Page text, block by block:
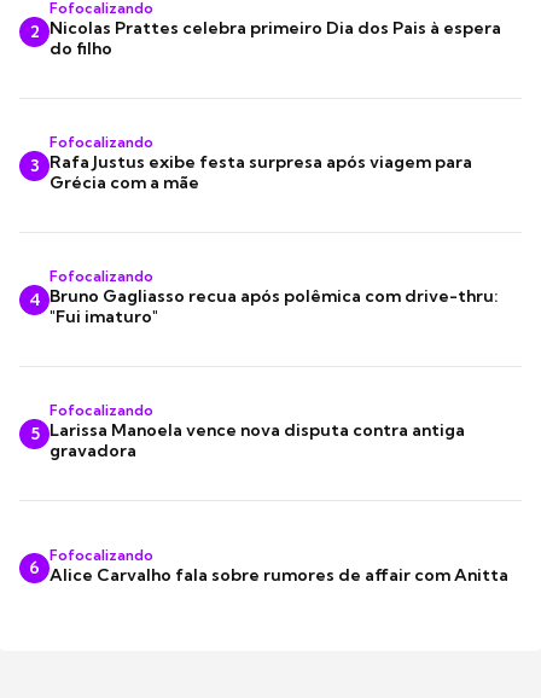
2
Fofocalizando
Nicolas Prattes celebra primeiro Dia dos Pais à espera
do filho
3
Fofocalizando
Rafa Justus exibe festa surpresa após viagem para
Grécia com a mãe
4
Fofocalizando
Bruno Gagliasso recua após polêmica com drive-thru:
"Fui imaturo"
5
Fofocalizando
Larissa Manoela vence nova disputa contra antiga
gravadora
6
Fofocalizando
Alice Carvalho fala sobre rumores de affair com Anitta